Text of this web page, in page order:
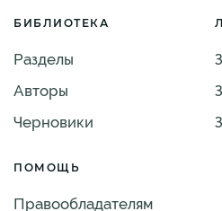
БИБЛИОТЕКА
Разделы
Авторы
Черновики
ПОМОЩЬ
Правообладателям